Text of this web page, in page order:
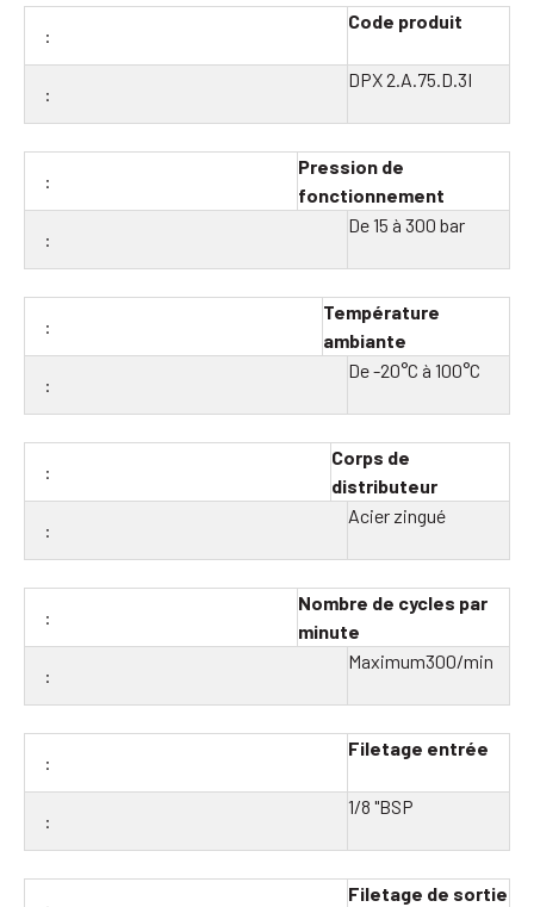
Code produit
DPX 2.A.75.D.3I
Pression de
fonctionnement
De 15 à 300 bar
Température
ambiante
De -20°C à 100°C
Corps de
distributeur
Acier zingué
Nombre de cycles par
minute
Maximum300/min
Filetage entrée
1/8 "BSP
Filetage de sortie